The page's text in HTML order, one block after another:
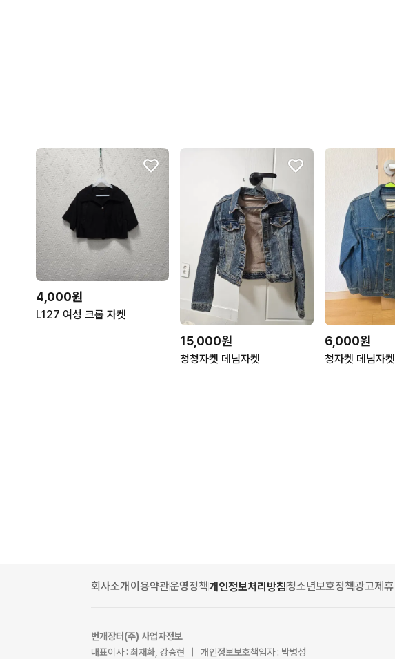
4,000원
L127 여성 크롭 자켓
15,000원
청청자켓 데님자켓
6,000원
청자켓 데님자켓
회사소개 이용약관운영정책개인정보처리방침청소년보호정책광고제휴
번개장터(주) 사업자정보
대표이사 : 최재화, 강승현 | 개인정보보호책임자 : 박병성